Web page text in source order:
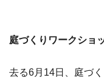
庭づくりワークショ
去る6月14日、庭づ